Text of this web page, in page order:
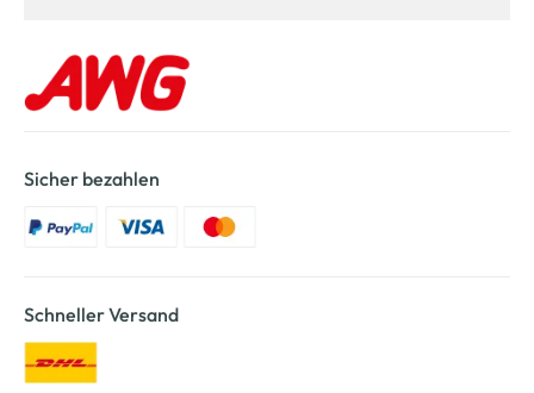
Sicher bezahlen
Schneller Versand